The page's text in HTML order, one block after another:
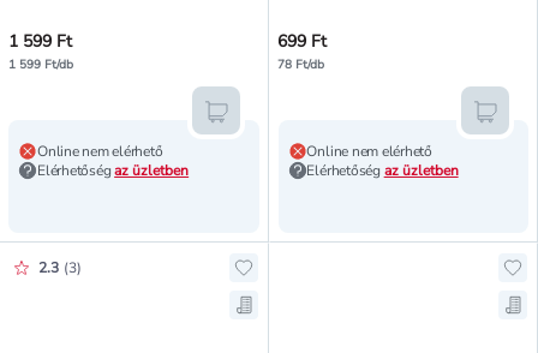
1 599 Ft
1 599 Ft/db
Online nem elérhető
Elérhetőségaz üzletben
Kosárba teszem
699 Ft
78 Ft/db
Online nem elérhető
Elérhetőség az üzletben
Értékelés pontszáma:
2.3 (3)
Hozzáadás a kedvencekhez,
Mentés a bevásárló listára,